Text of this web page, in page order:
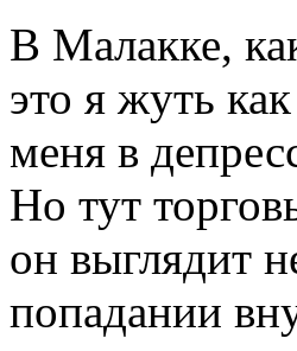
В Малакке,
это я жуть
меня в
Но тут
он выглядит
попадании